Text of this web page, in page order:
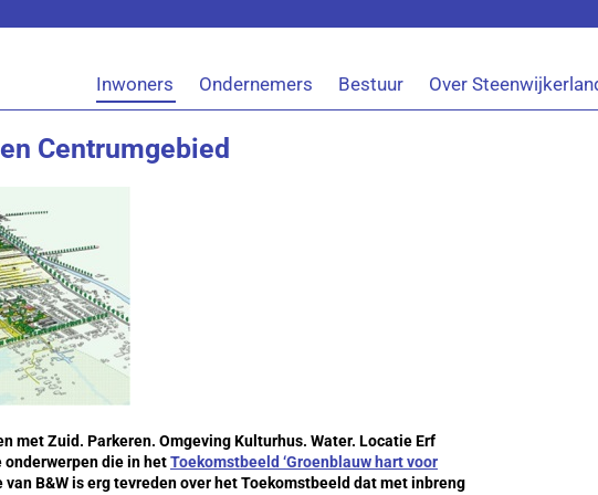
Inwoners Ondernemers Bestuur Over
Centrumgebied
met Zuid. Parkeren. Omgeving Kulturhus. Water. Locatie Erf
onderwerpen die in hetToekomstbeeld ‘Groenblauw hart voor
B&W is erg tevreden over het Toekomstbeeld dat met inbreng